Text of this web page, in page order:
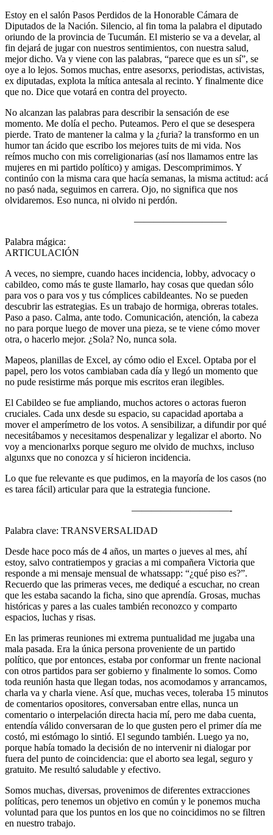
Estoy en el salón Pasos Perdidos de la Honorable Cámara de
Diputados de la Nación. Silencio, al fin toma la palabra el diputado
oriundo de la provincia de Tucumán. El misterio se va a develar, al
fin dejará de jugar con nuestros sentimientos, con nuestra salud,
mejor dicho. Va y viene con las palabras, “parece que es un sí”, se
oye a lo lejos. Somos muchas, entre asesorxs, periodistas, activistas,
ex diputadas, explota la mítica antesala al recinto. Y finalmente dice
que no. Dice que votará en contra del proyecto.
No alcanzan las palabras para describir la sensación de ese
momento. Me dolía el pecho. Puteamos. Pero el que se desespera
pierde. Trato de mantener la calma y la ¿furia? la transformo en un
humor tan ácido que escribo los mejores tuits de mi vida. Nos
reímos mucho con mis correligionarias (así nos llamamos entre las
mujeres en mi partido político) y amigas. Descomprimimos. Y
continúo con la misma cara que hacía semanas, la misma actitud: acá
no pasó nada, seguimos en carrera. Ojo, no significa que nos
olvidaremos. Eso nunca, ni olvido ni perdón.
—————————–
Palabra mágica:
A veces, no siempre, cuando haces incidencia, lobby, advocacy o
cabildeo, como más te guste llamarlo, hay cosas que quedan sólo
para vos o para vos y tus cómplices cabildeantes. No se pueden
descubrir las estrategias. Es un trabajo de hormiga, obreras totales.
Paso a paso. Calma, ante todo. Comunicación, atención, la cabeza
no para porque luego de mover una pieza, se te viene cómo mover
otra, o hacerlo mejor. ¿Sola? No, nunca sola.
Mapeos, planillas de Excel, ay cómo odio el Excel. Optaba por el
papel, pero los votos cambiaban cada día y llegó un momento que
no pude resistirme más porque mis escritos eran ilegibles.
El Cabildeo se fue ampliando, muchos actores o actoras fueron
cruciales. Cada unx desde su espacio, su capacidad aportaba a
mover el amperímetro de los votos. A sensibilizar, a difundir por qué
necesitábamos y necesitamos despenalizar y legalizar el aborto. No
voy a mencionarlxs porque seguro me olvido de muchxs, incluso
algunxs que no conozca y sí hicieron incidencia.
Lo que fue relevante es que pudimos, en la mayoría de los casos (no
es tarea fácil) articular para que la estrategia funcione.
——————————-
Palabra clave: TRANSVERSALIDAD
Desde hace poco más de 4 años, un martes o jueves al mes, ahí
estoy, salvo contratiempos y gracias a mi compañera Victoria que
responde a mi mensaje mensual de whatssapp: “¿qué piso es?”.
Recuerdo que las primeras veces, me dediqué a escuchar, no crean
que les estaba sacando la ficha, sino que aprendía. Grosas, muchas
históricas y pares a las cuales también reconozco y comparto
espacios, luchas y risas.
En las primeras reuniones mi extrema puntualidad me jugaba una
mala pasada. Era la única persona proveniente de un partido
político, que por entonces, estaba por conformar un frente nacional
con otros partidos para ser gobierno y finalmente lo somos. Como
toda reunión hasta que llegan todas, nos acomodamos y arrancamos,
charla va y charla viene. Así que, muchas veces, toleraba 15 minutos
de comentarios opositores, conversaban entre ellas, nunca un
comentario o interpelación directa hacia mí, pero me daba cuenta,
entendía válido conversaran de lo que gusten pero el primer día me
costó, mi estómago lo sintió. El segundo también. Luego ya no,
porque había tomado la decisión de no intervenir ni dialogar por
fuera del punto de coincidencia: que el aborto sea legal, seguro y
gratuito. Me resultó saludable y efectivo.
Somos muchas, diversas, provenimos de diferentes extracciones
políticas, pero tenemos un objetivo en común y le ponemos mucha
voluntad para que los puntos en los que no coincidimos no se filtren
en nuestro trabajo.